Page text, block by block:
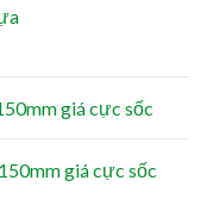
giá cực sốc
giá cực sốc